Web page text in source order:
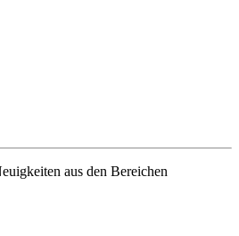
aus den Bereichen